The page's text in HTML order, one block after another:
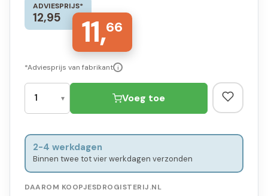
ADVIESPRIJS*
12,95 11,66
*Adviesprijs van fabrikant i
Voeg toe
2-4 werkdagen
Binnen twee tot vier werkdagen verzonden
DAAROM KOOPJESDROGISTERIJ.NL